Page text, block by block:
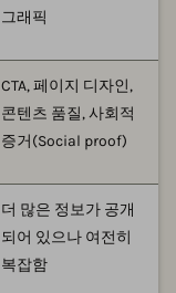
그래픽
CTA, 페이지 디자인,
콘텐츠 품질, 사회적
증거(Social proof)
더 많은 정보가 공개
되어 있으나 여전히
복잡함